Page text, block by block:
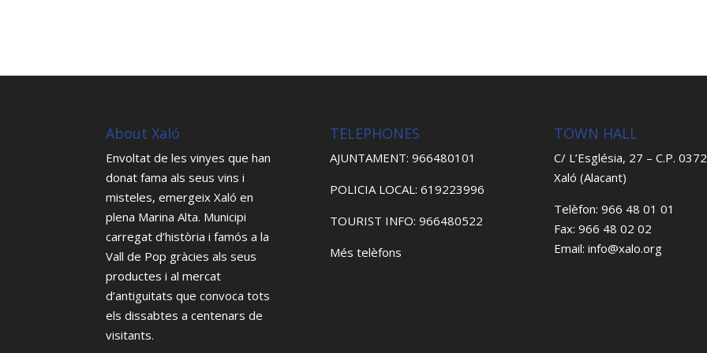
About Xaló
Envoltat de les vinyes que han
donat fama als seus vins i
misteles, emergeix Xaló en
plena Marina Alta. Municipi
carregat d’història i famós a la
Vall de Pop gràcies als seus
productes i al mercat
d’antiguitats que convoca tots
els dissabtes a centenars de
visitants.
TELEPHONES
AJUNTAMENT: 966480101
POLICIA LOCAL: 619223996
TOURIST INFO: 966480522
Més telèfons
TOWN HALL
C/ L’Església, 27 – C.P.
Xaló (Alacant)
Telèfon: 966 48 01 01
Fax: 966 48 02 02
Email: info@xalo.org